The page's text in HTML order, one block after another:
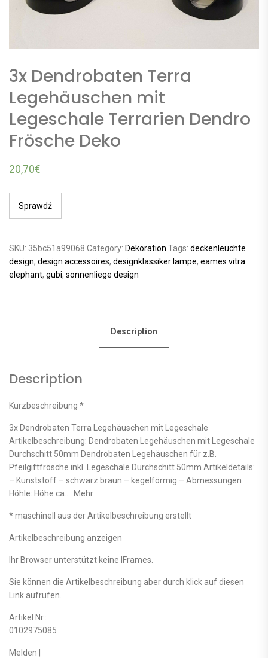
3x Dendrobaten Terra
Legehäuschen mit
Legeschale Terrarien Dendro
Frösche Deko
20,70€
Sprawdź
SKU: 35bc51a99068 Category: Dekoration Tags: deckenleuchte
design, design accessoires, designklassiker lampe, eames vitra
elephant, gubi, sonnenliege design
Description
Description
Kurzbeschreibung *
3x Dendrobaten Terra Legehäuschen mit Legeschale
Artikelbeschreibung: Dendrobaten Legehäuschen mit Legeschale
Durchschitt 50mm Dendrobaten Legehäuschen für z.B.
Pfeilgiftfrösche inkl. Legeschale Durchschitt 50mm Artikeldetails:
– Kunststoff – schwarz braun – kegelförmig – Abmessungen
Höhle: Höhe ca…. Mehr
* maschinell aus der Artikelbeschreibung erstellt
Artikelbeschreibung anzeigen
Ihr Browser unterstützt keine IFrames.
Sie können die Artikelbeschreibung aber durch klick auf diesen
Link aufrufen.
Artikel Nr.:
0102975085
Melden |